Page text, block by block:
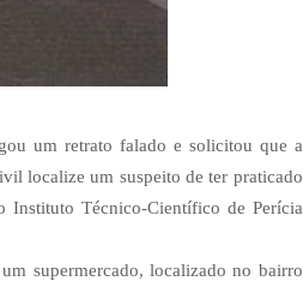
um retrato falado e solicitou que a
localize um suspeito de ter praticado
Técnico-Científico de Perícia
supermercado, localizado no bairro